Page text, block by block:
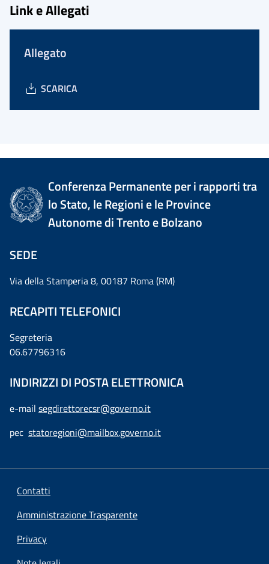
Link e Allegati
Allegato
SCARICA
Conferenza Permanente per i rapporti tra
lo Stato, le Regioni e le Province
Autonome di Trento e Bolzano
SEDE
Via della Stamperia 8, 00187 Roma (RM)
RECAPITI TELEFONICI
Segreteria
06.67796316
INDIRIZZI DI POSTA ELETTRONICA
e-mail segdirettorecsr@governo.it
pec statoregioni@mailbox.governo.it
Contatti
Amministrazione Trasparente
Privacy